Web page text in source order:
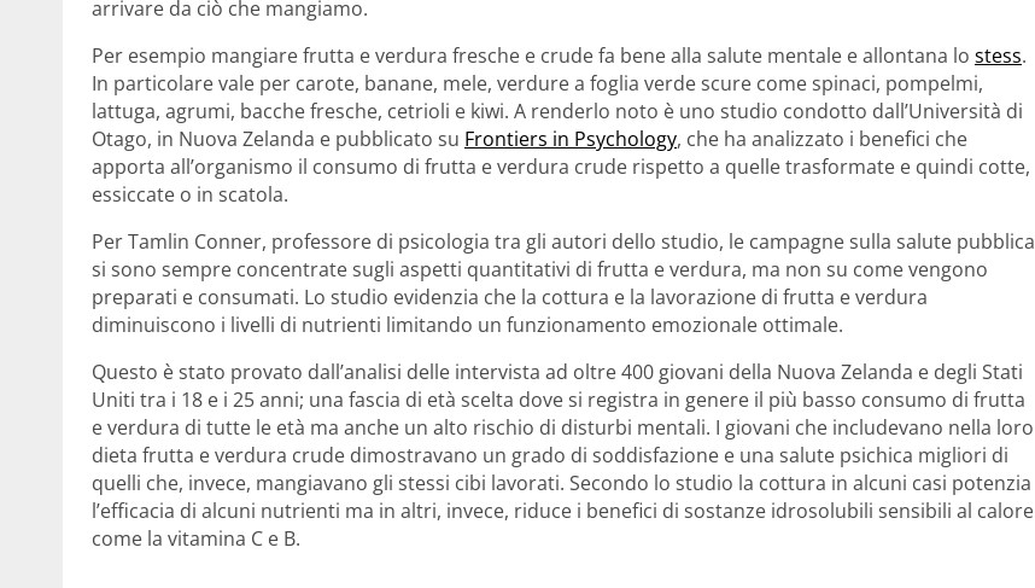
arrivare da ciò che mangiamo.
Per esempio mangiare frutta e verdura fresche e crude fa bene alla salute mentale e allontana lo stess.
In particolare vale per carote, banane, mele, verdure a foglia verde scure come spinaci, pompelmi,
lattuga, agrumi, bacche fresche, cetrioli e kiwi. A renderlo noto è uno studio condotto dall’Università di
Otago, in Nuova Zelanda e pubblicato su Frontiers in Psychology, che ha analizzato i benefici che
apporta all’organismo il consumo di frutta e verdura crude rispetto a quelle trasformate e quindi cotte,
essiccate o in scatola.
Per Tamlin Conner, professore di psicologia tra gli autori dello studio, le campagne sulla salute pubblica
si sono sempre concentrate sugli aspetti quantitativi di frutta e verdura, ma non su come vengono
preparati e consumati. Lo studio evidenzia che la cottura e la lavorazione di frutta e verdura
diminuiscono i livelli di nutrienti limitando un funzionamento emozionale ottimale.
Questo è stato provato dall’analisi delle intervista ad oltre 400 giovani della Nuova Zelanda e degli Stati
Uniti tra i 18 e i 25 anni; una fascia di età scelta dove si registra in genere il più basso consumo di frutta
e verdura di tutte le età ma anche un alto rischio di disturbi mentali. I giovani che includevano nella loro
dieta frutta e verdura crude dimostravano un grado di soddisfazione e una salute psichica migliori di
quelli che, invece, mangiavano gli stessi cibi lavorati. Secondo lo studio la cottura in alcuni casi potenzia
l’efficacia di alcuni nutrienti ma in altri, invece, riduce i benefici di sostanze idrosolubili sensibili al calore
come la vitamina C e B.